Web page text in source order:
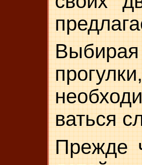
ваться
Прежде